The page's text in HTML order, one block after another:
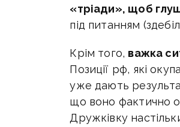
«тріади», щоб
під питанням
Крім того, важка
Позиції рф, які
уже дають
що воно фактично
Дружківку